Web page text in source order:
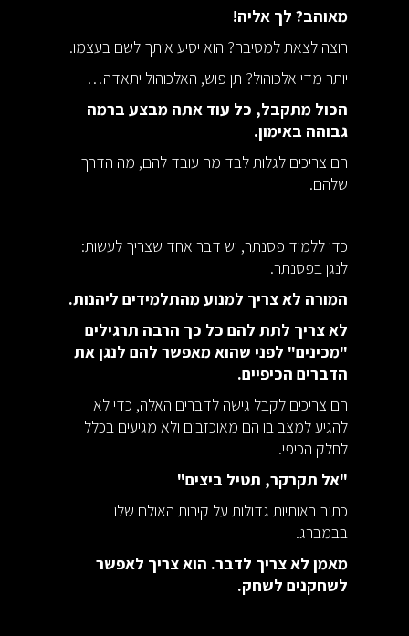
מאוהב? לך אליה!
רוצה לצאת למסיבה? הוא יסיע אותך לשם בעצמו.
יותר מדי אלכוהול? תן פוש, האלכוהול יתאדה…
הכול מתקבל, כל עוד אתה מבצע ברמה
גבוהה באימון.
הם צריכים לגלות לבד מה עובד להם, מה הדרך
שלהם.
כדי ללמוד פסנתר, יש דבר אחד שצריך לעשות:
לנגן בפסנתר.
המורה לא צריך למנוע מהתלמידים ליהנות.
לא צריך לתת להם כל כך הרבה תרגילים
"מכינים" לפני שהוא מאפשר להם לנגן את
הדברים הכיפיים.
הם צריכים לקבל גישה לדברים האלה, כדי לא
להגיע למצב בו הם מאוכזבים ולא מגיעים בכלל
לחלק הכיפי.
"אל תקרקר, תטיל ביצים"
כתוב באותיות גדולות על קירות האולם שלו
בבמברג.
מאמן לא צריך לדבר. הוא צריך לאפשר
לשחקנים לשחק.